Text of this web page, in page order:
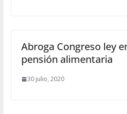
Abroga Congreso ley
pensión alimentaria
30 julio, 2020